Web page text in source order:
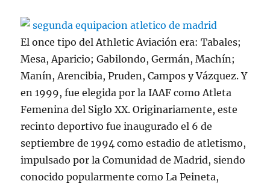
El once tipo del Athletic Aviación era: Tabales;
Mesa, Aparicio; Gabilondo, Germán, Machín;
Manín, Arencibia, Pruden, Campos y Vázquez. Y
en 1999, fue elegida por la IAAF como Atleta
Femenina del Siglo XX. Originariamente, este
recinto deportivo fue inaugurado el 6 de
septiembre de 1994 como estadio de atletismo,
impulsado por la Comunidad de Madrid, siendo
conocido popularmente como La Peineta,